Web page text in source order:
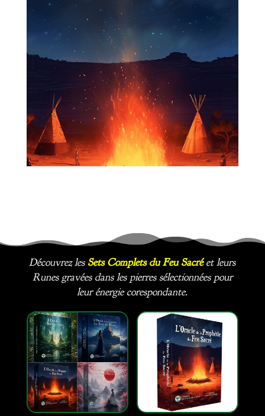
Découvrez lesSets Complets du Feu Sacréet leurs
Runes gravées dans les pierres sélectionnées pour
leur énergie corespondante.